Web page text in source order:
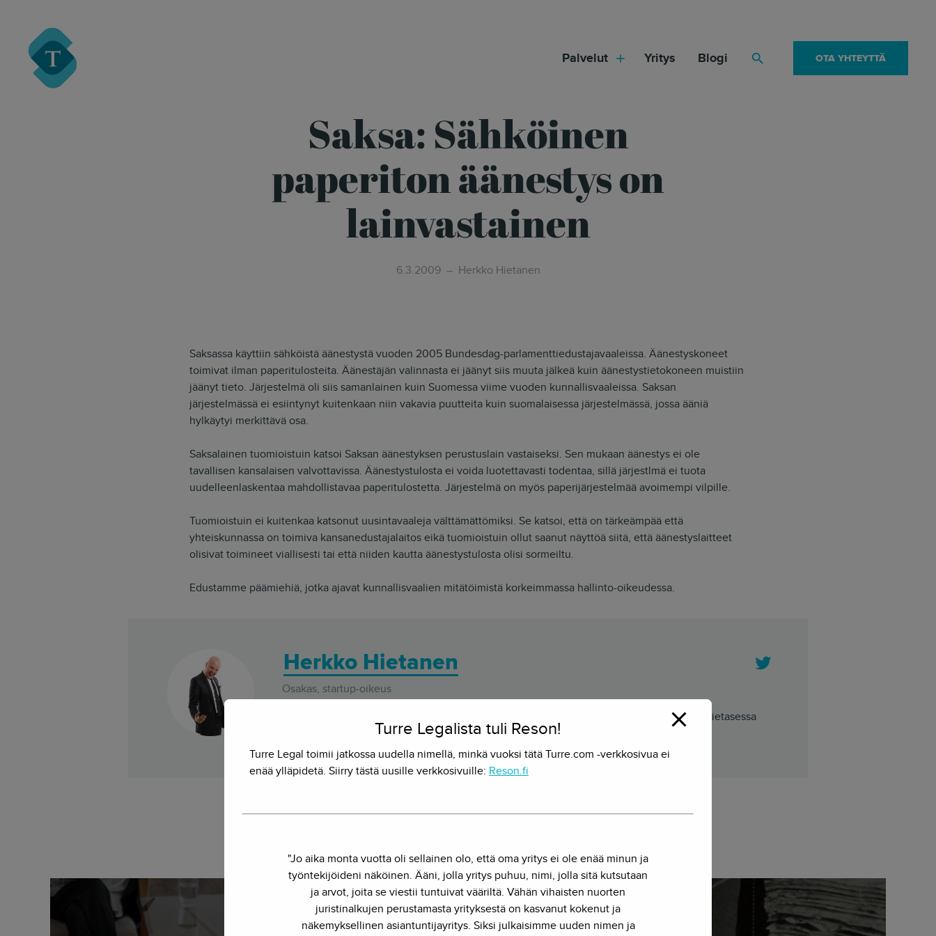
Turre Legal
Palvelut Yritys Blogi OTA YHTEYTTÄ
Saksa: Sähköinen
paperiton äänestys on
lainvastainen
6.3.2009 Herkko Hietanen
Saksassa käyttiin sähköistä äänestystä vuoden 2005 Bundesdag-parlamenttiedustajavaaleissa. Äänestyskoneet
toimivat ilman paperitulosteita. Äänestäjän valinnasta ei jäänyt siis muuta jälkeä kuin äänestystietokoneen muistiin
jäänyt tieto. Järjestelmä oli siis samanlainen kuin Suomessa viime vuoden kunnallisvaaleissa. Saksan
järjestelmässä ei esiintynyt kuitenkaan niin vakavia puutteita kuin suomalaisessa järjestelmässä, jossa ääniä
hylkäytyi merkittävä osa.
Saksalainen tuomioistuin katsoi Saksan äänestyksen perustuslain vastaiseksi. Sen mukaan äänestys ei ole
tavallisen kansalaisen valvottavissa. Äänestystulosta ei voida luotettavasti todentaa, sillä järjestlmä ei tuota
uudelleenlaskentaa mahdollistavaa paperitulostetta. Järjestelmä on myös paperijärjestelmää avoimempi vilpille.
Tuomioistuin ei kuitenkaa katsonut uusintavaaleja välttämättömiksi. Se katsoi, että on tärkeämpää että
yhteiskunnassa on toimiva kansanedustajalaitos eikä tuomioistuin ollut saanut näyttöä siitä, että äänestyslaitteet
olisivat toimineet viallisesti tai että niiden kautta äänestystulosta olisi sormeiltu.
Edustamme päämiehiä, jotka ajavat kunnallisvaalien mitätöimistä korkeimmassa hallinto-oikeudessa.
Herkko Hietanen
Osakas, startup-oikeus
Voiko juristi olla myös palvelumuotoilija, ohjelmistokehittäjä ja kauppatieteilijä. Herkko Hietasessa
yhdistyy monitieteisyys yhdessä paketissa.
Lue myös
Hovioikeus: Valtio
Turre Legalista tuli Reson!
Turre Legal toimii jatkossa uudella nimellä, minkä vuoksi tätä Turre.com -verkkosivua ei
enää ylläpidetä. Siirry tästä uusille verkkosivuille: Reson.fi
"Jo aika monta vuotta oli sellainen olo, että oma yritys ei ole enää minun ja
työntekijöideni näköinen. Ääni, jolla yritys puhuu, nimi, jolla sitä kutsutaan
ja arvot, joita se viestii tuntuivat vääriltä. Vähän vihaisten nuorten
juristinalkujen perustamasta yrityksestä on kasvanut kokenut ja
näkemyksellinen asiantuntijayritys. Siksi julkaisimme uuden nimen ja